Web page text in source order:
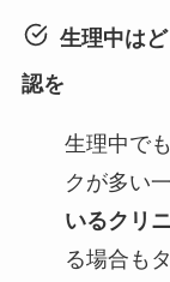
生理中は
認を
生理中で
クが多い一
いるクリ
る場合も